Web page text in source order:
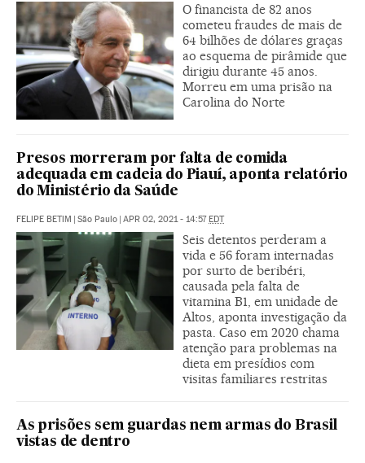
O financista de 82 anos
cometeu fraudes de mais de
64 bilhões de dólares graças
ao esquema de pirâmide que
dirigiu durante 45 anos.
Morreu em uma prisão na
Carolina do Norte
Presos morreram por falta de comida
adequada em cadeia do Piauí, aponta relatório
do Ministério da Saúde
FELIPE BETIM | São Paulo | APR 02, 2021 - 14:57EDT
Seis detentos perderam a
vida e 56 foram internadas
por surto de beribéri,
causada pela falta de
vitamina B1, em unidade de
Altos, aponta investigação da
pasta. Caso em 2020 chama
atenção para problemas na
dieta em presídios com
visitas familiares restritas
As prisões sem guardas nem armas do Brasil
vistas de dentro